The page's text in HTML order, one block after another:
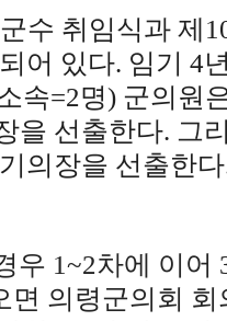
수 취임식과 제
어 있다. 임기 4
속=2명) 군의원
을 선출한다. 그
의장을 선출한다
우 1~2차에 이어
면 의령군의회 회